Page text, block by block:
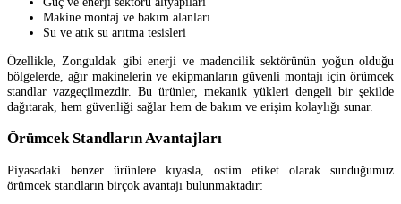
Makine montaj ve bakım alanları
Su ve atık su arıtma tesisleri
Özellikle, Zonguldak gibi enerji ve madencilik sektörünün yoğun olduğu
bölgelerde, ağır makinelerin ve ekipmanların güvenli montajı için örümcek
standlar vazgeçilmezdir. Bu ürünler, mekanik yükleri dengeli bir şekilde
dağıtarak, hem güvenliği sağlar hem de bakım ve erişim kolaylığı sunar.
Örümcek Standların Avantajları
Piyasadaki benzer ürünlere kıyasla, ostim etiket olarak sunduğumuz
örümcek standların birçok avantajı bulunmaktadır: